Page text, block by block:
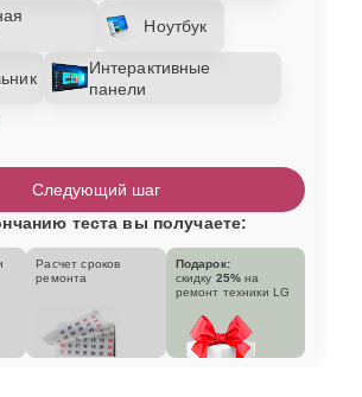
Ноутбук
Интерактивные
панели
Следующий шаг
теста вы получаете:
Расчет сроков
ремонта
Подарок:
скидку 25% на
ремонт техники LG